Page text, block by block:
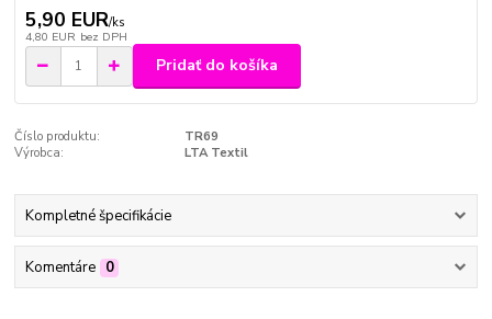
5,90 EUR/ks
4,80 EUR bez DPH
Pridať do košíka
Číslo produktu:
TR69
Výrobca:
LTA Textil
Kompletné špecifikácie
Komentáre 0